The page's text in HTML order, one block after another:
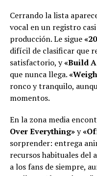
Cerrando la lista
vocal en un registro
producción. Le sigue
difícil de clasificar que
satisfactorio, y«Build
que nunca llega.
ronco y tranquilo,
momentos.
En la zona media
Over Everything»y
sorprender: entrega
recursos habituales del
a los fans de siempre,